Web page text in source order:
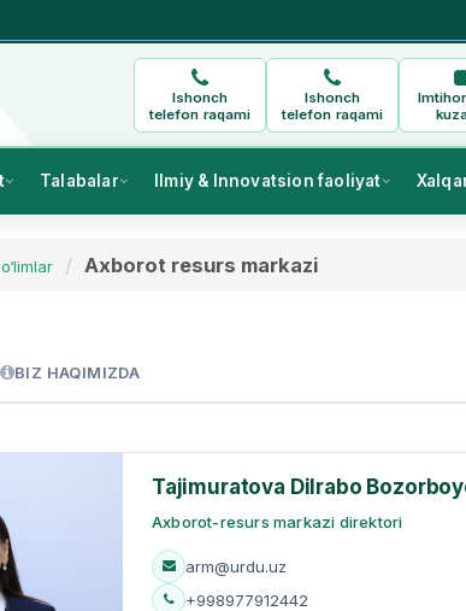
Ishonch
telefon raqami
Ishonch
telefon raqami
Talabalar Ilmiy & Innovatsion faoliyat
Axborot resurs markazi
BIZ HAQIMIZDA
Tajimuratova Dilrabo
Axborot-resurs markazi direktori
arm@urdu.uz
+998977912442